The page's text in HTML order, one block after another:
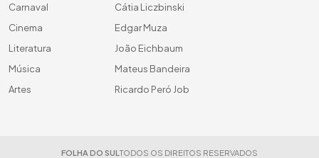
Carnaval
Cinema
Literatura
Música
Artes
Cátia Liczbinski
Edgar Muza
João Eichbaum
Mateus Bandeira
Ricardo Peró Job
FOLHA DO SUL TODOS OS DIREITOS RESERVADOS